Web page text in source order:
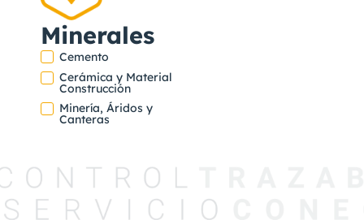
Minerales
Cemento
Cerámica y Material
Construcción
Minería, Áridos y
Canteras